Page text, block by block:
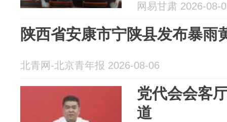
网易甘肃 2026-08-
陕西省安康市宁陕县发布暴雨
北青网-北京青年报 2026-08-06
党代会会客
道